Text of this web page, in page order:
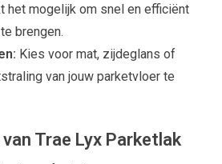
het mogelijk om snel en efficiënt
brengen.
Kies voor mat, zijdeglans of
van jouw parketvloer te
Trae Lyx Parketlak